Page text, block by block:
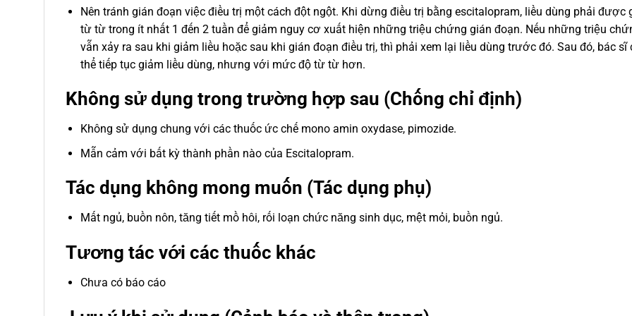
Nên tránh gián đoạn việc điều trị một cách đột ngột. Khi dừng điều trị bằng escitalopram, liều dùng phải được
từ từ trong ít nhất 1 đến 2 tuần để giảm nguy cơ xuất hiện những triệu chứng gián đoạn. Nếu những triệu
vẫn xảy ra sau khi giảm liều hoặc sau khi gián đoạn điều trị, thì phải xem lại liều dùng trước đó. Sau đó, bác sĩ
thể tiếp tục giảm liều dùng, nhưng với mức độ từ từ hơn.
Không sử dụng trong trường hợp sau (Chống chỉ định)
Không sử dụng chung với các thuốc ức chế mono amin oxydase, pimozide.
Mẫn cảm với bất kỳ thành phần nào của Escitalopram.
Tác dụng không mong muốn (Tác dụng phụ)
Mất ngủ, buồn nôn, tăng tiết mồ hôi, rối loạn chức năng sinh dục, mệt mỏi, buồn ngủ.
Tương tác với các thuốc khác
Chưa có báo cáo